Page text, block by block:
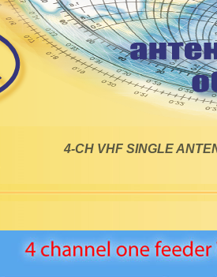
4-CH VHF SINGLE